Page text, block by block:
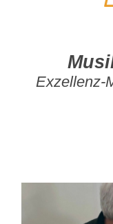
Exzellenz-